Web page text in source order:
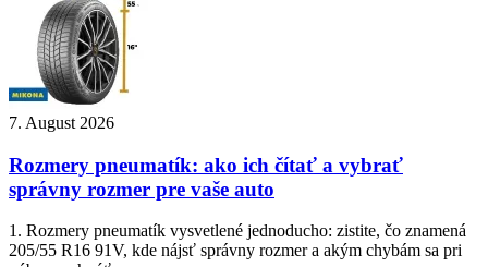
7. August 2026
Rozmery pneumatík: ako ich čítať a vybrať
správny rozmer pre vaše auto
1. Rozmery pneumatík vysvetlené jednoducho: zistite, čo znamená
205/55 R16 91V, kde nájsť správny rozmer a akým chybám sa pri